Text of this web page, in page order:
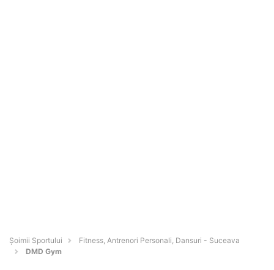
Șoimii Sportului
Fitness, Antrenori Personali, Dansuri - Suceava
DMD Gym